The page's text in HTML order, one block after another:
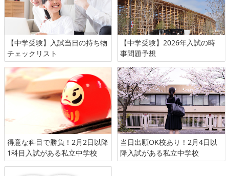
【中学受験】入試当日の持ち物
チェックリスト
【中学受験】2026年入試の時
事問題予想
得意な科目で勝負！2月2日以降
1科目入試がある私立中学校
当日出願OK校あり！2月4日以
降入試がある私立中学校